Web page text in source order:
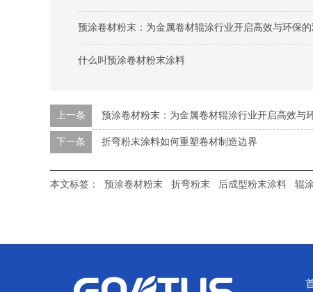
预涂卷材粉末：为金属卷材辊涂行业开启高效与环保的
什么叫预涂卷材粉末涂料
上一条 预涂卷材粉末：为金属卷材辊涂行业开启高效与
下一条 折弯粉末涂料如何重塑卷材制造边界
本文标签： 预涂卷材粉末 折弯粉末 后成型粉末涂料 辊